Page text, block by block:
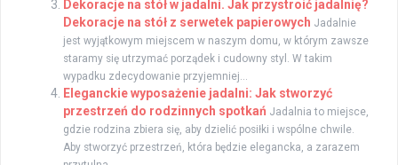
Dekoracje na stół w jadalni. Jak przystroić jadalnię?
Dekoracje na stół z serwetek papierowych Jadalnie
jest wyjątkowym miejscem w naszym domu, w którym zawsze
staramy się utrzymać porządek i cudowny styl. W takim
wypadku zdecydowanie przyjemniej...
Eleganckie wyposażenie jadalni: Jak stworzyć
przestrzeń do rodzinnych spotkań Jadalnia to miejsce,
gdzie rodzina zbiera się, aby dzielić posiłki i wspólne chwile.
Aby stworzyć przestrzeń, która będzie elegancka, a zarazem